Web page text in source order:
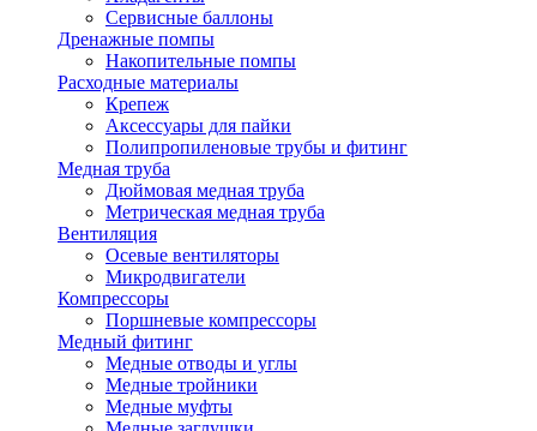
Сервисные баллоны
Дренажные помпы
Накопительные помпы
Расходные материалы
Крепеж
Аксессуары для пайки
Полипропиленовые трубы и фитинг
Медная труба
Дюймовая медная труба
Метрическая медная труба
Вентиляция
Осевые вентиляторы
Микродвигатели
Компрессоры
Поршневые компрессоры
Медный фитинг
Медные отводы и углы
Медные тройники
Медные муфты